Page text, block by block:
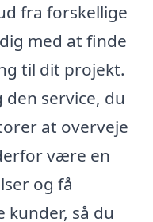
fra forskellige
med at finde
til dit projekt.
service, du
at overveje
være en
og få
så du